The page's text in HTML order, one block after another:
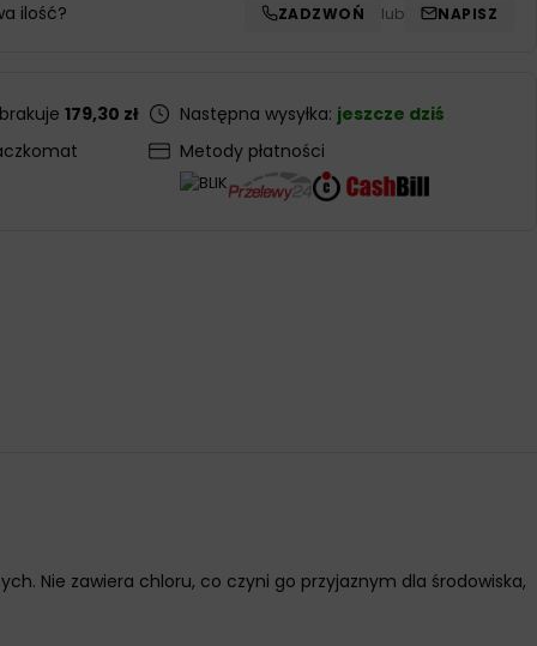
ilość? ZADZWOŃ lub NAPISZ
179,30 zł
Następna wysyłka: jeszcze dziś
Metody płatności
Nie zawiera chloru, co czyni go przyjaznym dla środowiska,